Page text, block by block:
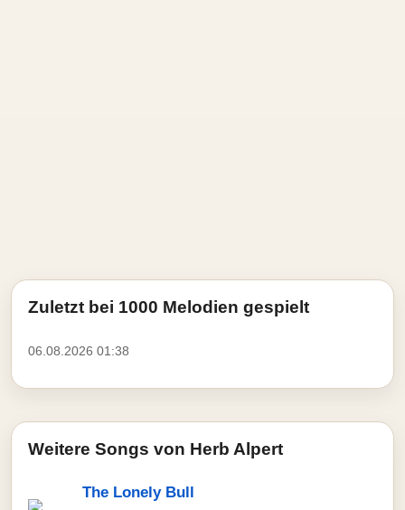
Zuletzt bei 1000 Melodien gespielt
06.08.2026 01:38
Weitere Songs von Herb Alpert
The Lonely Bull